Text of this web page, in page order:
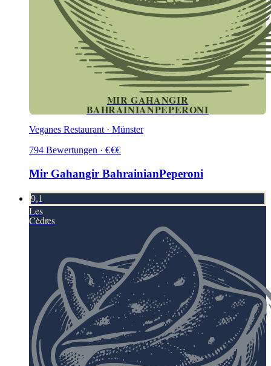
MIR GAHANGIR
BAHRAINIANPEPERONI
Veganes Restaurant · Münster
794 Bewertungen · €€€
Mir Gahangir BahrainianPeperoni
9,1
Les
Cèdres